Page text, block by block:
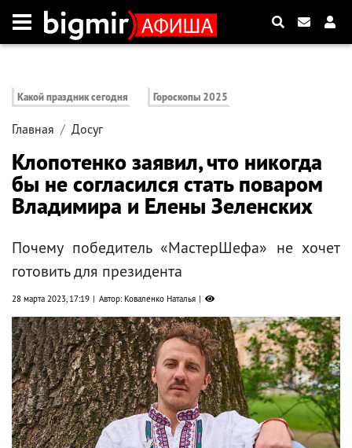
Какой праздник сегодня Гороскопы 2025
Главная Досуг
Клопотенко заявил, что никогда
бы не согласился стать поваром
Владимира и Елены Зеленских
Почему победитель «МастерШефа» не хочет
готовить для президента
28 марта 2023, 17:19 Автор: Коваленко Наталья